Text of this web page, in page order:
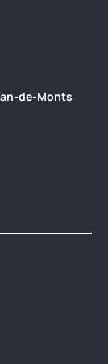
de-Monts